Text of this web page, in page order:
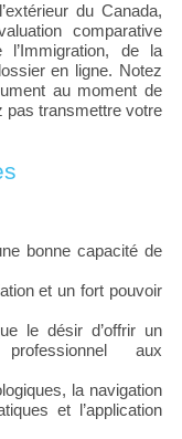
du Canada,
comparative
de la
en ligne. Notez
au moment de
pas transmettre votre
bonne capacité de
et un fort pouvoir
le désir d’offrir un
aux
la navigation
et l’application